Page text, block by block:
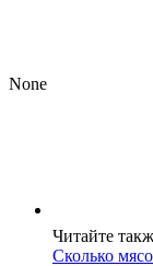
None
Читайте
Сколько